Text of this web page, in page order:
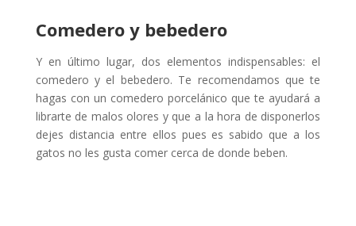
Comedero y bebedero
Y en último lugar, dos elementos indispensables: el
comedero y el bebedero. Te recomendamos que te
hagas con un comedero porcelánico que te ayudará a
librarte de malos olores y que a la hora de disponerlos
dejes distancia entre ellos pues es sabido que a los
gatos no les gusta comer cerca de donde beben.